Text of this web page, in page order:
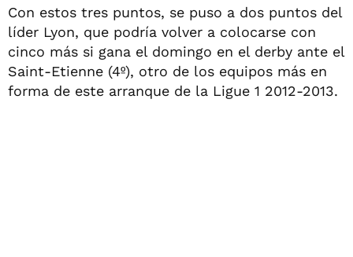
Con estos tres puntos, se puso a dos puntos del
líder Lyon, que podría volver a colocarse con
cinco más si gana el domingo en el derby ante el
Saint-Etienne (4º), otro de los equipos más en
forma de este arranque de la Ligue 1 2012-2013.